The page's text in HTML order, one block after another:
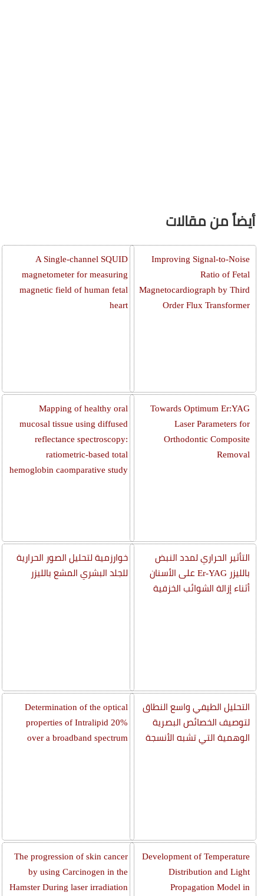
أيضاً من مقالات
Improving Signal-to-Noise
Ratio of Fetal
Magnetocardiograph by Third
Order Flux Transformer
Towards Optimum Er:YAG
Laser Parameters for
Orthodontic Composite
Removal
التأثير الحراري لمدد النبض
بالليزر Er-YAG على الأسنان
أثناء إزالة الشوائب الخزفية
التحليل الطيفي واسع النطاق
لتوصيف الخصائص البصرية
الوهمية التي تشبه الأنسجة
Development of Temperature
Distribution and Light
Propagation Model in
A Single-channel SQUID
magnetometer for measuring
magnetic field of human fetal
heart
Mapping of healthy oral
mucosal tissue using diffused
reflectance spectroscopy:
ratiometric-based total
hemoglobin caomparative study
خوارزمية لتحليل الصور الحرارية
للجلد البشري المشع بالليزر
Determination of the optical
properties of Intralipid 20%
over a broadband spectrum
The progression of skin cancer
by using Carcinogen in the
Hamster During laser irradiation